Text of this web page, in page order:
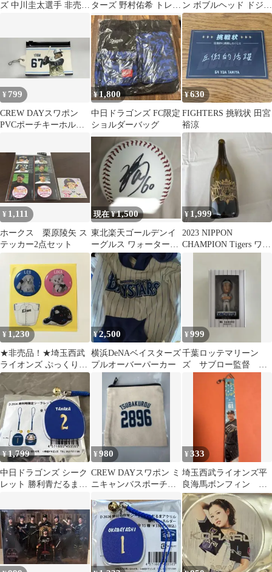
ズ 中川圭太選手 非売品 ターズ 野村佑希 トレカ
＆ステッカー
ン ボブルヘッド ドジャ
ース 韓国 サッカー 来
場者配布
¥ 799
CREW DAYスワポン
PVCポーチキーホルダ
¥1,800
中日ドラゴンズ FC限定
ショルダーバッグ
¥630
FIGHTERS 挑戦状 田宮
裕涼
¥ 1,111
ホークス 栗原陵矢 ス
テッカー2点セット
現在 ¥1,500
東北楽天ゴールデンイ
ーグルス ワォーターズ
投げ込み 直筆サインボ
ール
¥ 1,999
2023 NIPPON
CHAMPION Tigers ワイ
¥ 1,230
★非売品！★埼玉西武
ライオンズ ぷっくりシ
ール
¥2,500
横浜DeNAベイスターズ
プルオーバーパーカー
¥999
千葉ロッテマリーン
ズ サブロー監督 ボ
ブルヘッド フィギュ
¥1,799
中日ドラゴンズ シーク
レット 勝利青だるまア
¥980
CREW DAYスワポン ミ
ニキャンバスポーチ
¥333
埼玉西武ライオンズ平
良海馬ボンフィン 本
革製夏祭りver